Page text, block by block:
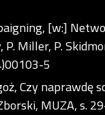
[w:]
Miller, P.
5
Czy naprawdę
MUZA, s.